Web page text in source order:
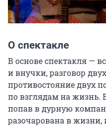
О спектакле
В основе спектакля —
и внучки, разговор
противостояние двух
по взглядам на жизнь.
попав в дурную
разочарована в жизни,